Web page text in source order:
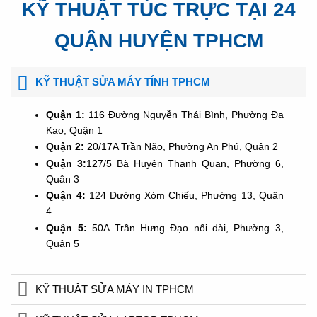
KỸ THUẬT TÚC TRỰC TẠI 24
QUẬN HUYỆN TPHCM
KỸ THUẬT SỬA MÁY TÍNH TPHCM
Quận 1: 116 Đường Nguyễn Thái Bình, Phường Đa
Kao, Quận 1
Quận 2:20/17A Trần Não, Phường An Phú, Quận 2
Quận 3:127/5 Bà Huyện Thanh Quan, Phường 6,
Quân 3
Quận 4: 124 Đường Xóm Chiếu, Phường 13, Quận
4
Quận 5: 50A Trần Hưng Đạo nối dài, Phường 3,
Quận 5
KỸ THUẬT SỬA MÁY IN TPHCM